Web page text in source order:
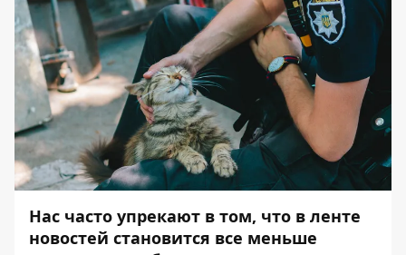
Нас часто упрекают в том, что в ленте
новостей становится все меньше